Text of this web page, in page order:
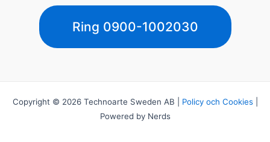
Ring 0900-1002030
Copyright © 2026 Technoarte Sweden AB | Policy och Cookies|
Powered by Nerds